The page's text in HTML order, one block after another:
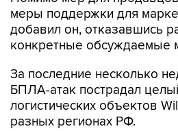
меры поддержки для
добавил он, отказавшись
конкретные обсуждаемые
За последние несколько
БПЛА-атак пострадал
логистических объектов
разных регионах РФ.